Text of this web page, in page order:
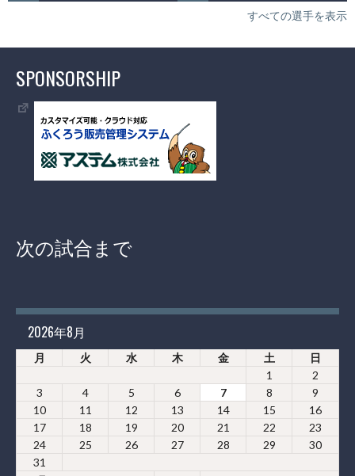
すべての選手を表示
SPONSORSHIP
次の試合まで
2026年8月
月 火 水 木 金 土 日
1
2
3
4 5 6 7 8
9
10
11 12 13 14 15
16
17
18 19 20 21 22
23
24
25 26 27 28 29
30
31